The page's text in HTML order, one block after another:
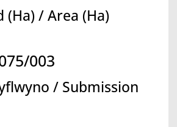
(Ha) / Area (Ha)
003
/ Submission